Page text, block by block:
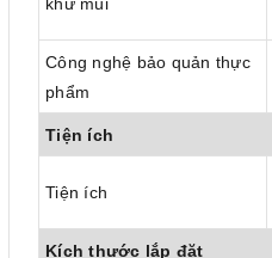
Công nghệ bảo quản thực
phẩm
Tiện ích
Tiện ích
Kích thước lắp đặt